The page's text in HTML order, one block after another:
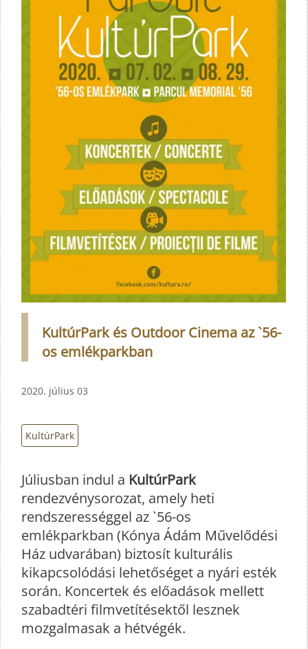
KultúrPark és Outdoor Cinema az `56-
os emlékparkban
2020. július 03
KultúrPark
Júliusban indul a KultúrPark
rendezvénysorozat, amely heti
rendszerességgel az `56-os
emlékparkban (Kónya Ádám Művelődési
Ház udvarában) biztosít kulturális
kikapcsolódási lehetőséget a nyári esték
során. Koncertek és előadások mellett
szabadtéri filmvetítésektől lesznek
mozgalmasak a hétvégék.